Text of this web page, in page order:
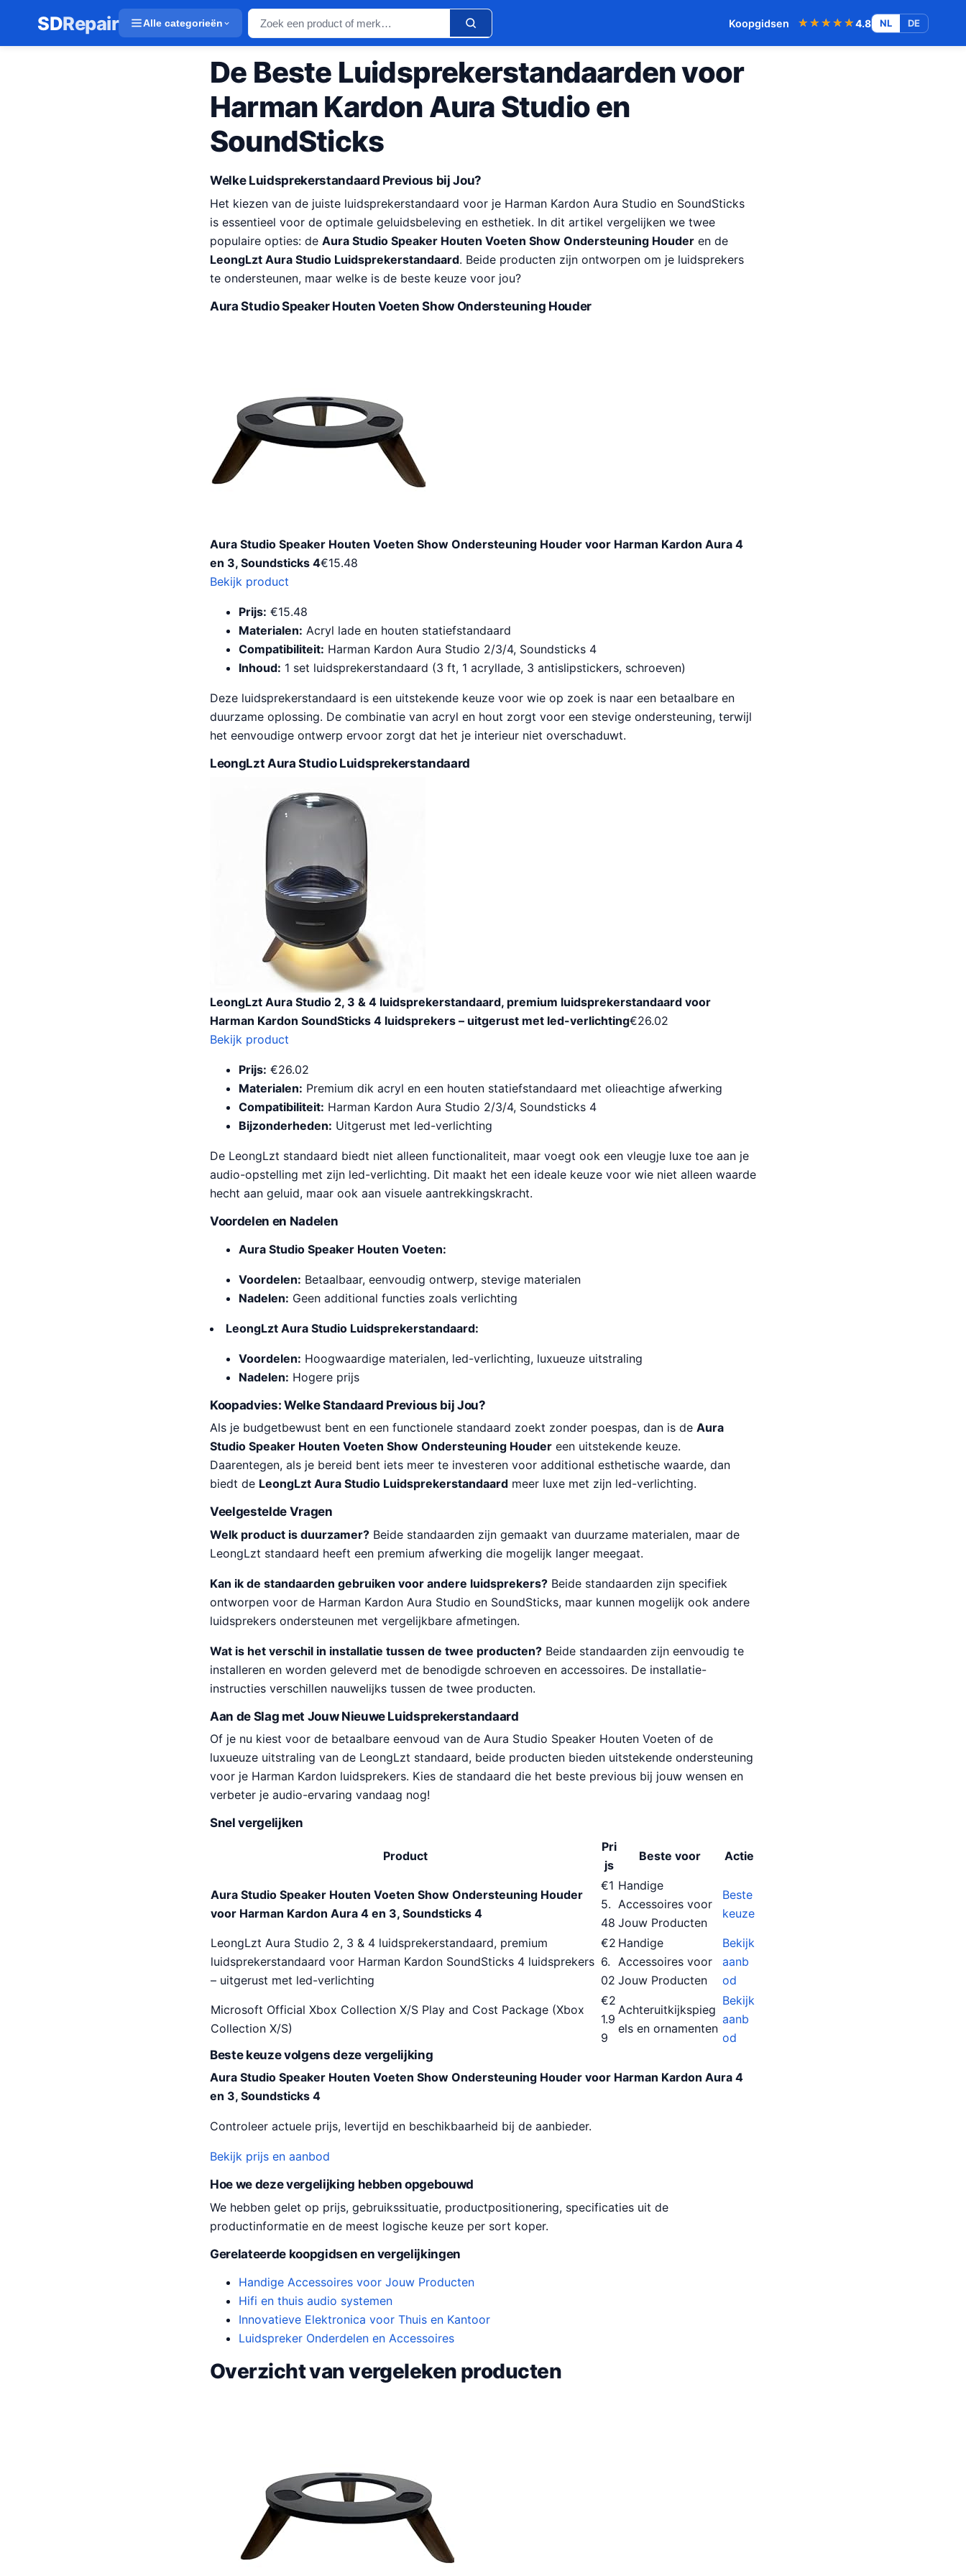
SDRepair Alle categorieën Koopgidsen ★★★★★
★★★★★4.8 NL DE
De Beste Luidsprekerstandaarden voor
Harman Kardon Aura Studio en
SoundSticks
Welke Luidsprekerstandaard Previous bij Jou?
Het kiezen van de juiste luidsprekerstandaard voor je Harman Kardon Aura Studio en SoundSticks
is essentieel voor de optimale geluidsbeleving en esthetiek. In dit artikel vergelijken we twee
populaire opties: de Aura Studio Speaker Houten Voeten Show Ondersteuning Houder en de
LeongLzt Aura Studio Luidsprekerstandaard. Beide producten zijn ontworpen om je luidsprekers
te ondersteunen, maar welke is de beste keuze voor jou?
Aura Studio Speaker Houten Voeten Show Ondersteuning Houder
Aura Studio Speaker Houten Voeten Show Ondersteuning Houder voor Harman Kardon Aura 4
en 3, Soundsticks 4€15.48
Bekijk product
Prijs: €15.48
Materialen: Acryl lade en houten statiefstandaard
Compatibiliteit: Harman Kardon Aura Studio 2/3/4, Soundsticks 4
Inhoud: 1 set luidsprekerstandaard (3 ft, 1 acryllade, 3 antislipstickers, schroeven)
Deze luidsprekerstandaard is een uitstekende keuze voor wie op zoek is naar een betaalbare en
duurzame oplossing. De combinatie van acryl en hout zorgt voor een stevige ondersteuning, terwijl
het eenvoudige ontwerp ervoor zorgt dat het je interieur niet overschaduwt.
LeongLzt Aura Studio Luidsprekerstandaard
LeongLzt Aura Studio 2, 3 & 4 luidsprekerstandaard, premium luidsprekerstandaard voor
Harman Kardon SoundSticks 4 luidsprekers – uitgerust met led-verlichting€26.02
Bekijk product
Prijs: €26.02
Materialen: Premium dik acryl en een houten statiefstandaard met olieachtige afwerking
Compatibiliteit: Harman Kardon Aura Studio 2/3/4, Soundsticks 4
Bijzonderheden: Uitgerust met led-verlichting
De LeongLzt standaard biedt niet alleen functionaliteit, maar voegt ook een vleugje luxe toe aan je
audio-opstelling met zijn led-verlichting. Dit maakt het een ideale keuze voor wie niet alleen waarde
hecht aan geluid, maar ook aan visuele aantrekkingskracht.
Voordelen en Nadelen
Aura Studio Speaker Houten Voeten:
Voordelen: Betaalbaar, eenvoudig ontwerp, stevige materialen
Nadelen: Geen additional functies zoals verlichting
LeongLzt Aura Studio Luidsprekerstandaard:
Voordelen: Hoogwaardige materialen, led-verlichting, luxueuze uitstraling
Nadelen: Hogere prijs
Koopadvies: Welke Standaard Previous bij Jou?
Als je budgetbewust bent en een functionele standaard zoekt zonder poespas, dan is de Aura
Studio Speaker Houten Voeten Show Ondersteuning Houder een uitstekende keuze.
Daarentegen, als je bereid bent iets meer te investeren voor additional esthetische waarde, dan
biedt de LeongLzt Aura Studio Luidsprekerstandaard meer luxe met zijn led-verlichting.
Veelgestelde Vragen
Welk product is duurzamer? Beide standaarden zijn gemaakt van duurzame materialen, maar de
LeongLzt standaard heeft een premium afwerking die mogelijk langer meegaat.
Kan ik de standaarden gebruiken voor andere luidsprekers? Beide standaarden zijn specifiek
ontworpen voor de Harman Kardon Aura Studio en SoundSticks, maar kunnen mogelijk ook andere
luidsprekers ondersteunen met vergelijkbare afmetingen.
Wat is het verschil in installatie tussen de twee producten? Beide standaarden zijn eenvoudig te
installeren en worden geleverd met de benodigde schroeven en accessoires. De installatie-
instructies verschillen nauwelijks tussen de twee producten.
Aan de Slag met Jouw Nieuwe Luidsprekerstandaard
Of je nu kiest voor de betaalbare eenvoud van de Aura Studio Speaker Houten Voeten of de
luxueuze uitstraling van de LeongLzt standaard, beide producten bieden uitstekende ondersteuning
voor je Harman Kardon luidsprekers. Kies de standaard die het beste previous bij jouw wensen en
verbeter je audio-ervaring vandaag nog!
Snel vergelijken
Product
Pri
js
Beste voor Actie
Aura Studio Speaker Houten Voeten Show Ondersteuning Houder
voor Harman Kardon Aura 4 en 3, Soundsticks 4
€1
5.
48
Handige
Accessoires voor
Jouw Producten
Beste
keuze
LeongLzt Aura Studio 2, 3 & 4 luidsprekerstandaard, premium
luidsprekerstandaard voor Harman Kardon SoundSticks 4 luidsprekers
– uitgerust met led-verlichting
€2
6.
02
Handige
Accessoires voor
Jouw Producten
Bekijk
aanb
od
Microsoft Official Xbox Collection X/S Play and Cost Package (Xbox
Collection X/S)
€2
1.9
9
Achteruitkijkspieg
els en ornamenten
Bekijk
aanb
od
Beste keuze volgens deze vergelijking
Aura Studio Speaker Houten Voeten Show Ondersteuning Houder voor Harman Kardon Aura 4
en 3, Soundsticks 4
Controleer actuele prijs, levertijd en beschikbaarheid bij de aanbieder.
Bekijk prijs en aanbod
Hoe we deze vergelijking hebben opgebouwd
We hebben gelet op prijs, gebruikssituatie, productpositionering, specificaties uit de
productinformatie en de meest logische keuze per sort koper.
Gerelateerde koopgidsen en vergelijkingen
Handige Accessoires voor Jouw Producten
Hifi en thuis audio systemen
Innovatieve Elektronica voor Thuis en Kantoor
Luidspreker Onderdelen en Accessoires
Overzicht van vergeleken producten